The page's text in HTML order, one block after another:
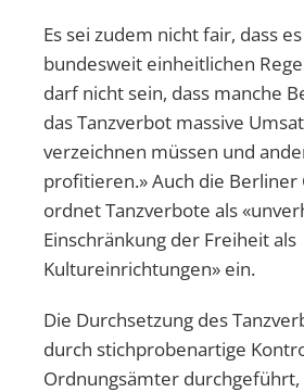
Es sei zudem nicht fair, dass
bundesweit einheitlichen
darf nicht sein, dass manche
das Tanzverbot massive
verzeichnen müssen und
profitieren.» Auch die Berliner
ordnet Tanzverbote als
Einschränkung der Freiheit als
Kultureinrichtungen» ein.
Die Durchsetzung des
durch stichprobenartige
Ordnungsämter